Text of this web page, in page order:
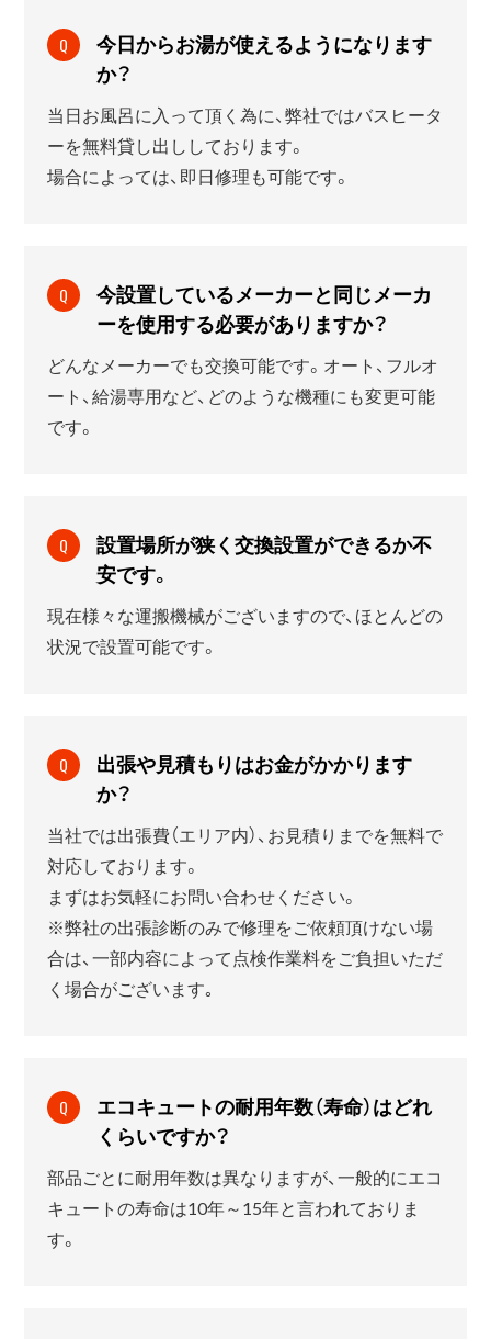
Q
今日からお湯が使えるようになります
か？
当日お風呂に入って頂く為に、弊社ではバスヒータ
ーを無料貸し出ししております。
場合によっては、即日修理も可能です。
Q
今設置しているメーカーと同じメーカ
ーを使用する必要がありますか？
どんなメーカーでも交換可能です。オート、フルオ
ート、給湯専用など、どのような機種にも変更可能
です。
Q
設置場所が狭く交換設置ができるか不
安です。
現在様々な運搬機械がございますので、ほとんどの
状況で設置可能です。
Q
出張や見積もりはお金がかかります
か？
当社では出張費（エリア内）、お見積りまでを無料で
対応しております。
まずはお気軽にお問い合わせください。
※弊社の出張診断のみで修理をご依頼頂けない場
合は、一部内容によって点検作業料をご負担いただ
く場合がございます｡
Q
エコキュートの耐用年数（寿命）はどれ
くらいですか？
部品ごとに耐用年数は異なりますが、一般的にエコ
キュートの寿命は10年～15年と言われておりま
す。